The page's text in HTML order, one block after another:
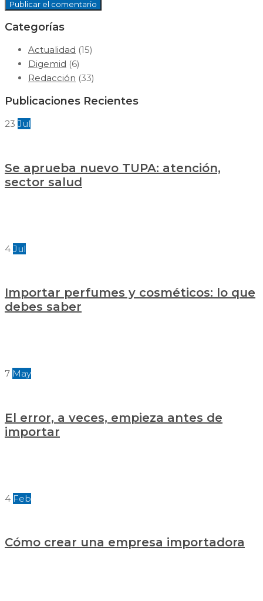
Categorías
Actualidad (15)
Digemid (6)
Redacción (33)
Publicaciones Recientes
23 Jul
Se aprueba nuevo TUPA: atención,
sector salud
4 Jul
Importar perfumes y cosméticos: lo que
debes saber
7 May
El error, a veces, empieza antes de
importar
4 Feb
Cómo crear una empresa importadora